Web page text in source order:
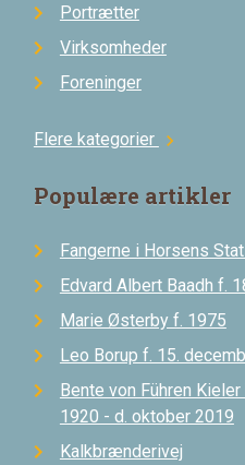
Portrætter
Virksomheder
Foreninger
Flere kategorier chevron_right
Populære artikler
Fangerne i Horsens
Edvard Albert Baadh f.
Marie Østerby f. 1975
Leo Borup f. 15.
Bente von Führen
1920 - d. oktober 2019
Kalkbrænderivej